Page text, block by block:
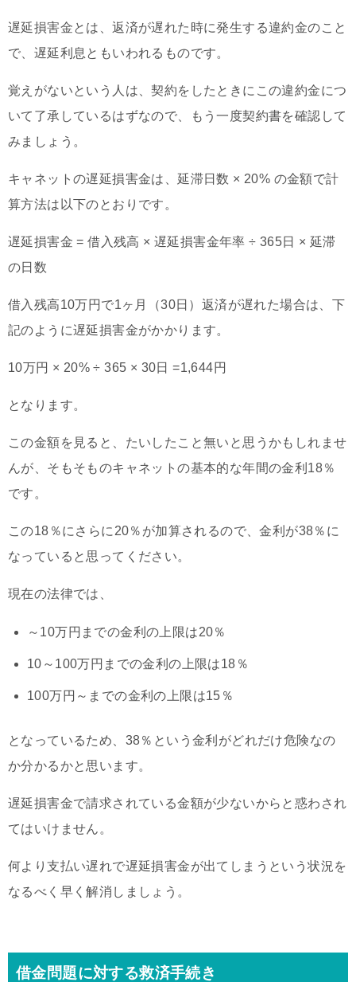
遅延損害金とは、返済が遅れた時に発生する違約金のこと
で、遅延利息ともいわれるものです。
覚えがないという人は、契約をしたときにこの違約金につ
いて了承しているはずなので、もう一度契約書を確認して
みましょう。
キャネットの遅延損害金は、延滞日数 × 20% の金額で計
算方法は以下のとおりです。
遅延損害金 = 借入残高 × 遅延損害金年率 ÷ 365日 × 延滞
の日数
借入残高10万円で1ヶ月（30日）返済が遅れた場合は、下
記のように遅延損害金がかかります。
10万円 × 20% ÷ 365 × 30日 =1,644円
となります。
この金額を見ると、たいしたこと無いと思うかもしれませ
んが、そもそものキャネットの基本的な年間の金利18％
です。
この18％にさらに20％が加算されるので、金利が38％に
なっていると思ってください。
現在の法律では、
～10万円までの金利の上限は20％
10～100万円までの金利の上限は18％
100万円～までの金利の上限は15％
となっているため、38％という金利がどれだけ危険なの
か分かるかと思います。
遅延損害金で請求されている金額が少ないからと惑わされ
てはいけません。
何より支払い遅れで遅延損害金が出てしまうという状況を
なるべく早く解消しましょう。
借金問題に対する救済手続き